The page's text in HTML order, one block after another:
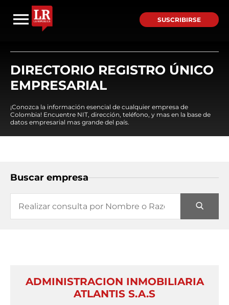
SUSCRIBIRSE
DIRECTORIO REGISTRO ÚNICO
EMPRESARIAL
¡Conozca la información esencial de cualquier empresa de
Colombia! Encuentre NIT, dirección, teléfono, y mas en la base de
datos empresarial mas grande del país.
Buscar empresa
ADMINISTRACION INMOBILIARIA
ATLANTIS S.A.S